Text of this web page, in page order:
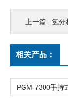
上一篇 : 氢分
相关产品：